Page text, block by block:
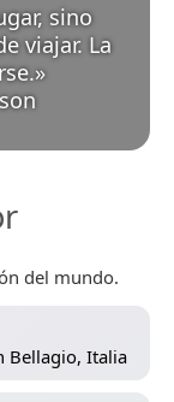
sino
viajar. La
»
del mundo.
Bellagio, Italia